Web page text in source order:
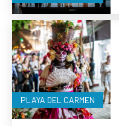
PLAYA DEL CARMEN